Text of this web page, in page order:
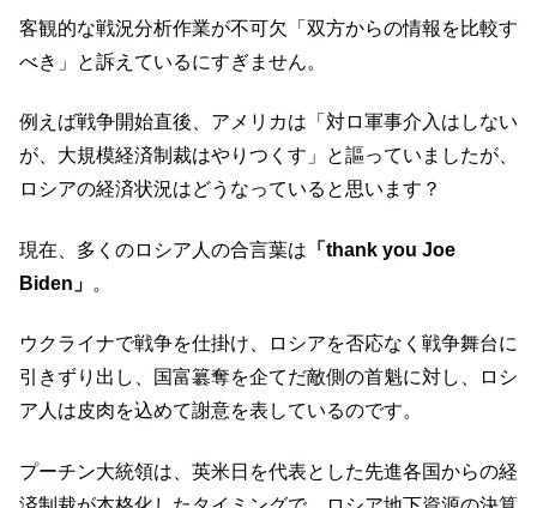
客観的な戦況分析作業が不可欠「双方からの情報を比較す
べき」と訴えているにすぎません。
例えば戦争開始直後、アメリカは「対ロ軍事介入はしない
が、大規模経済制裁はやりつくす」と謳っていましたが、
ロシアの経済状況はどうなっていると思います？
現在、多くのロシア人の合言葉は 「thank you Joe
Biden」 。
ウクライナで戦争を仕掛け、ロシアを否応なく戦争舞台に
引きずり出し、国富簒奪を企てだ敵側の首魁に対し、ロシ
ア人は皮肉を込めて謝意を表しているのです。
プーチン大統領は、英米日を代表とした先進各国からの経